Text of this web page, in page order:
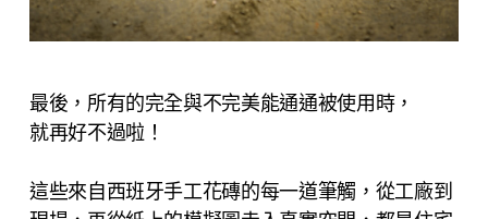
最後，所有的完全與不完美能通通被使用時，
就再好不過啦！
這些來自西班牙手工花磚的每一道筆觸，從工廠到